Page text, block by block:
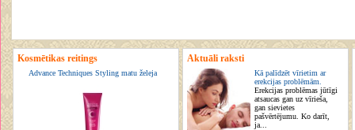
Kosmētikas reitings
Advance Techniques Styling matu želeja
Aktuāli raksti
Kā palīdzēt vīrietim ar
erekcijas problēmām.
Erekcijas problēmas jūtīgi
atsaucas gan uz vīrieša,
gan sievietes
pašvērtējumu. Ko darīt,
ja...